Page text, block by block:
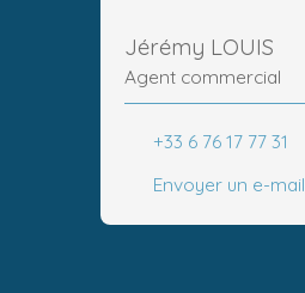
Jérémy LOUIS
Agent commercial
+33 6 76 17 77 31
Envoyer un e-mail